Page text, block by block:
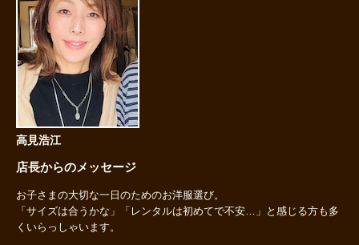
高見浩江
店長からのメッセージ
お子さまの大切な一日のためのお洋服選び。
「サイズは合うかな」「レンタルは初めてで不安…」と感じる方も多
くいらっしゃいます。